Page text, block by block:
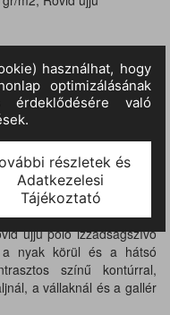
160 g/m². Szürke szín
ujjú póló izzadságszívó
a nyak körül és a hátsó
színű kontúrral,
a vállaknál és a gallér